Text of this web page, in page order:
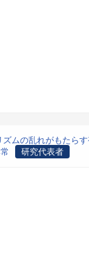
ズムの乱れがもたら
研究代表者